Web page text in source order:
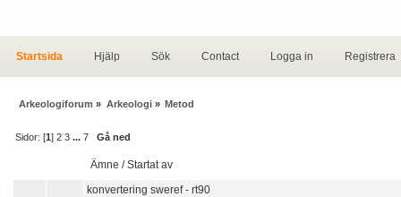
Startsida Hjälp Sök Contact Logga in Registrera
Arkeologiforum » Arkeologi» Metod
Sidor: [1]2 3 ...7 Gå ned
Ämne /Startat av
konvertering sweref - rt90